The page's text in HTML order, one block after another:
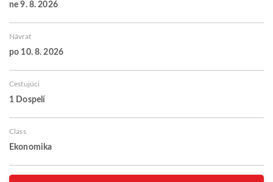
ne 9. 8. 2026
Návrat
po 10. 8. 2026
Cestujúci
1 Dospelí
Class
Ekonomika